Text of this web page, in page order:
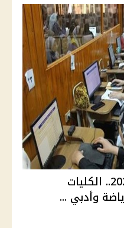
تنسيق المرحلة الثانية 2026.. الكليات
وأدبي ...